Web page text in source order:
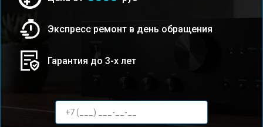
Экспресс ремонт в день обращения
Гарантия до 3-х лет